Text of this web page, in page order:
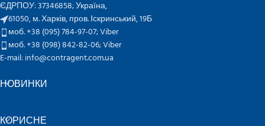
ЄДРПОУ: 37346858; Україна,
61050, м. Харків, пров. Іскринський, 19Б
моб. +38 (095) 784-97-07;Viber
моб. +38 (098) 842-82-06;Viber
E-mail: info@contragent.com.ua
НОВИНКИ
КОРИСНЕ